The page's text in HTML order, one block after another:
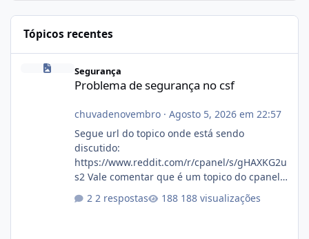
Tópicos recentes
Segurança
Problema de segurança no csf
chuvadenovembro· Agosto 5, 2026 em 22:57
Segue url do topico onde está sendo
discutido:
https://www.reddit.com/r/cpanel/s/gHAXKG2u
s2 Vale comentar que é um topico do cpanel...
2 respostas 188 visualizações